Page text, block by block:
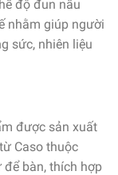
độ đun nấu
nhằm giúp người
sức, nhiên liệu
được sản xuất
Caso thuộc
bàn, thích hợp